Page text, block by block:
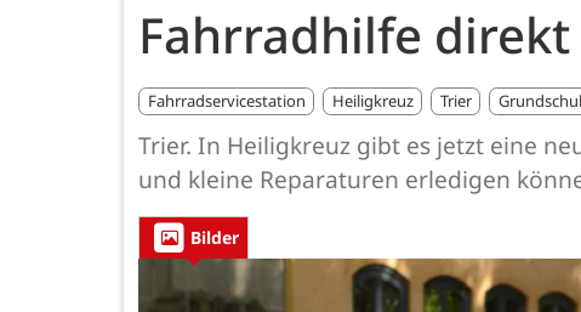
Fahrradhilfe
Fahrradservicestation Heiligkreuz Trier
Trier. In Heiligkreuz gibt es jetzt eine
und kleine Reparaturen erledigen
Bilder